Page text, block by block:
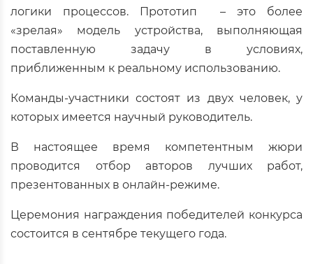
логики процессов. Прототип – это более
«зрелая» модель устройства, выполняющая
поставленную задачу в условиях,
приближенным к реальному использованию.
Команды-участники состоят из двух человек, у
которых имеется научный руководитель.
В настоящее время компетентным жюри
проводится отбор авторов лучших работ,
презентованных в онлайн-режиме.
Церемония награждения победителей конкурса
состоится в сентябре текущего года.